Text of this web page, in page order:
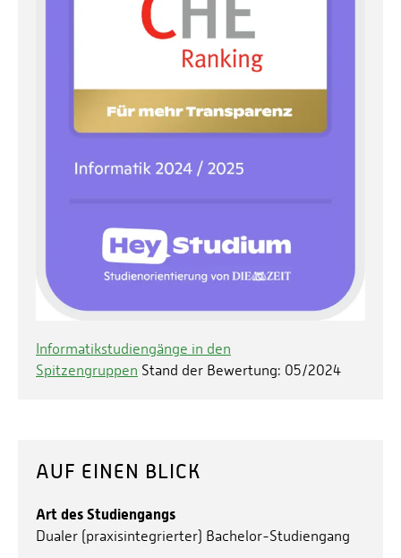
Informatikstudiengänge in den
Spitzengruppen Stand der Bewertung: 05/2024
AUF EINEN BLICK
Art des Studiengangs
Dualer (praxisintegrierter) Bachelor-Studiengang